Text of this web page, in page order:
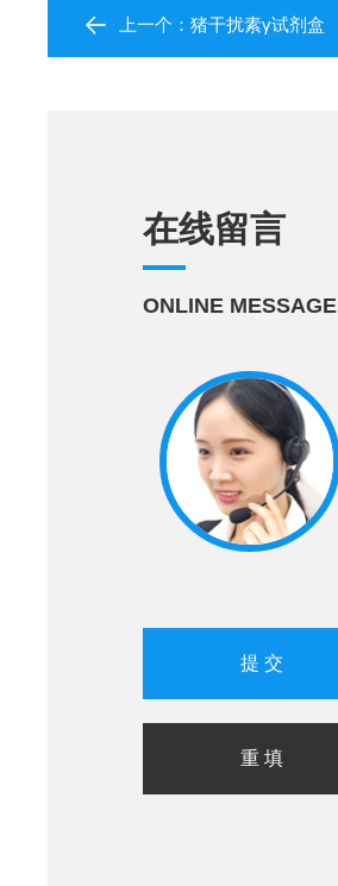
上一个： 猪干扰素γ试剂盒
在线留言
ONLINE MESSAGE